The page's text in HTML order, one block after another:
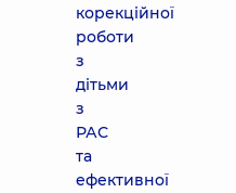
корекційної
роботи
з
дітьми
з
РАС
та
ефективної